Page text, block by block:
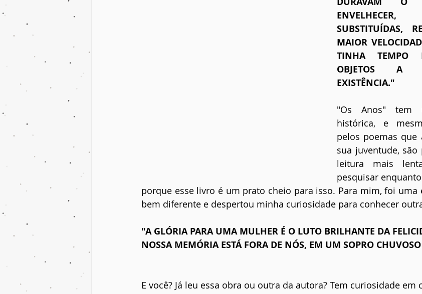
SUBSTITUÍDAS,
MAIOR
TINHA TEMPO
OBJETOS A
EXISTÊNCIA."
"Os Anos" tem
histórica, e
pelos poemas que
sua juventude,
leitura mais
pesquisar
porque esse livro é um prato cheio para isso. Para mim, foi uma
bem diferente e despertou minha curiosidade para conhecer
"A GLÓRIA PARA UMA MULHER É O LUTO BRILHANTE DA
NOSSA MEMÓRIA ESTÁ FORA DE NÓS, EM UM SOPRO
E você? Já leu essa obra ou outra da autora? Tem curiosidade em